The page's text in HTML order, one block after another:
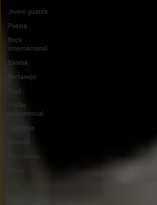
Jovem guarda
Poesia
Rock
internacional
Samba
Sertanejo
Soul
Violão
instumental
Católicas
Infantil
Mais vistos
Hinos